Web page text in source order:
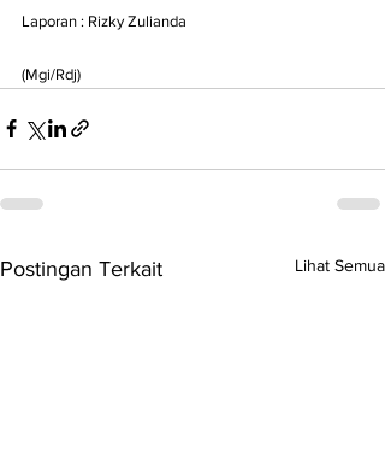
Laporan : Rizky Zulianda
(Mgi/Rdj)
Postingan Terkait Lihat Semua